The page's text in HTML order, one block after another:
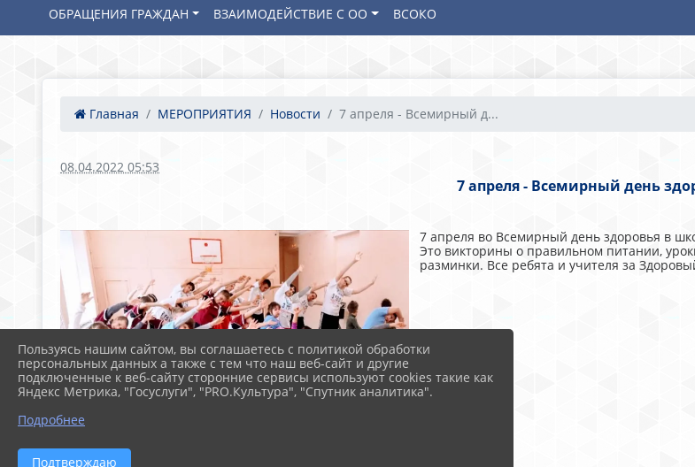
ОБРАЩЕНИЯ ГРАЖДАН
ВЗАИМОДЕЙСТВИЕ С ОО ВСОКО
Главная МЕРОПРИЯТИЯ Новости 7 апреля - Всемирный д...
08.04.2022 05:53
7 апреля - Всемирный день
7 апреля во Всемирный день здоровья в
Это викторины о правильном питании,
разминки. Все ребята и учителя за
Пользуясь нашим сайтом, вы соглашаетесь с политикой обработки
персональных данных а также с тем что наш веб-сайт и другие
подключенные к веб-сайту сторонние сервисы используют cookies такие как
Яндекс Метрика, "Госуслуги", "PRO.Культура", "Спутник аналитика".
Подробнее
Подтверждаю